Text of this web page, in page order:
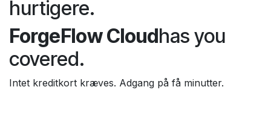
hurtigere.
ForgeFlow Cloudhas you
covered.
Intet kreditkort kræves. Adgang på få minutter.